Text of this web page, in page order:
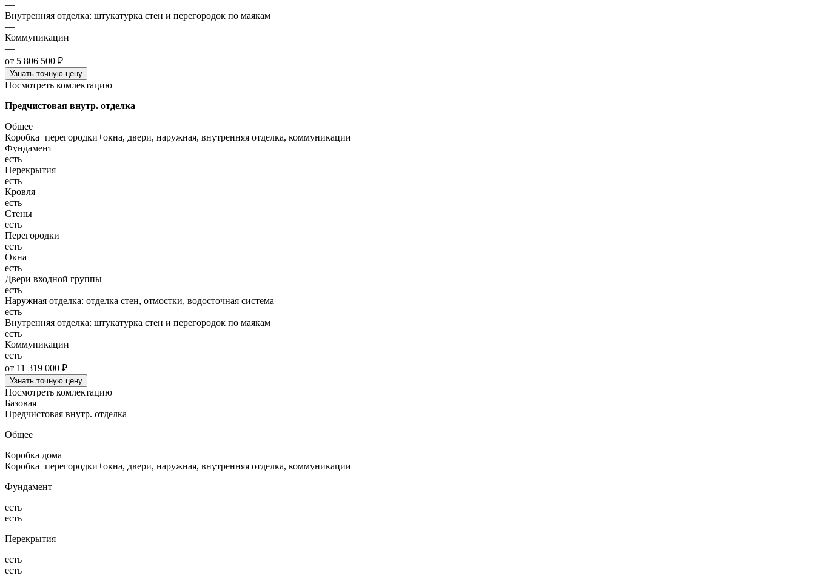
—
Внутренняя отделка: штукатурка стен и перегородок по маякам
—
Коммуникации
—
от 5 806 500 ₽
Узнать точную цену
Посмотреть комлектацию
Предчистовая внутр. отделка
Общее
Коробка+перегородки+окна, двери, наружная, внутренняя отделка, коммуникации
Фундамент
есть
Перекрытия
есть
Кровля
есть
Стены
есть
Перегородки
есть
Окна
есть
Двери входной группы
есть
Наружная отделка: отделка стен, отмостки, водосточная система
есть
Внутренняя отделка: штукатурка стен и перегородок по маякам
есть
Коммуникации
есть
от 11 319 000 ₽
Узнать точную цену
Посмотреть комлектацию
Базовая
Предчистовая внутр. отделка
Общее
Коробка дома
Коробка+перегородки+окна, двери, наружная, внутренняя отделка, коммуникации
Фундамент
есть
есть
Перекрытия
есть
есть